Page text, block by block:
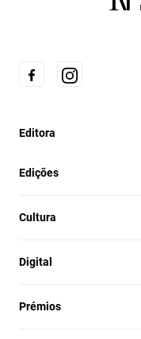
Editora
Edições
Cultura
Digital
Prémios